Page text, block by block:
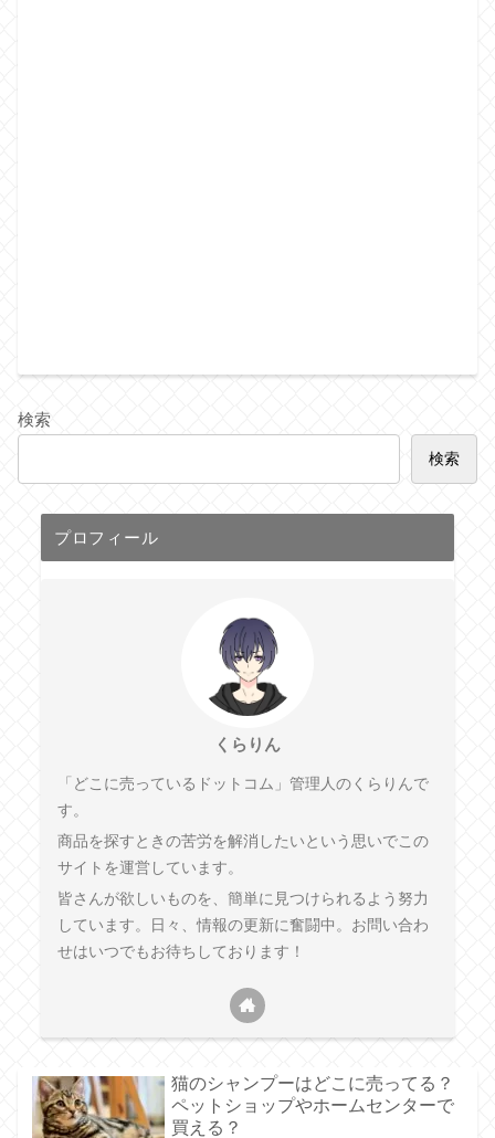
検索
検索
プロフィール
くらりん
「どこに売っているドットコム」管理人のくらりんで
す。
商品を探すときの苦労を解消したいという思いでこの
サイトを運営しています。
皆さんが欲しいものを、簡単に見つけられるよう努力
しています。日々、情報の更新に奮闘中。お問い合わ
せはいつでもお待ちしております！
猫のシャンプーはどこに売ってる？
ペットショップやホームセンターで
買える？